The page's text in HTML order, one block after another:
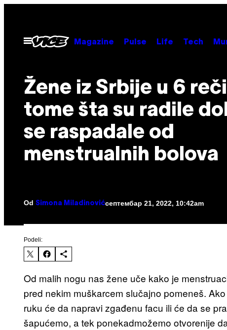
садржај
Otvori
Meni
Magazine Pulse Life Tech
Žene iz Srbije u 6
tome šta su radile
se raspadale od
menstrualnih bolova
Od Simona Miladinovićсептембар 21, 2022, 10:42am
Podeli:
Od malih nogu nas žene uče kako je
pred nekim muškarcem slučajno pomeneš.
ruku će da napravi zgađenu facu ili će da se
šapućemo, a tek ponekadmožemo otvorenije